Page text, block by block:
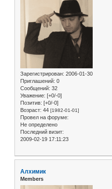
Зарегистрирован: 2006-01-30
Приглашений: 0
Сообщений: 32
Уважение: [+0/-0]
Позитив: [+0/-0]
Возраст: 44 [1982-01-01]
Провел на форуме:
Не определено
Последний визит:
2009-02-19 17:11:23
Алхимик
Members